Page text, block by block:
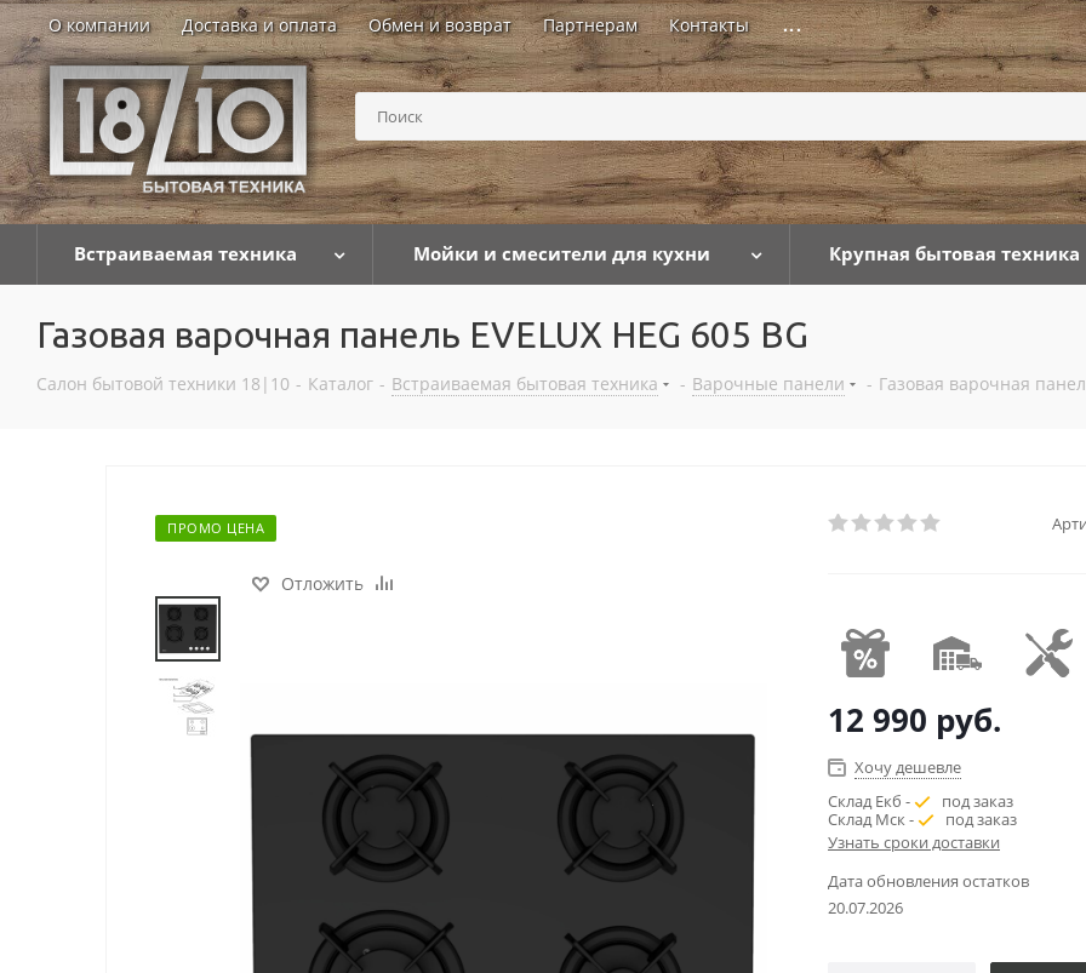
О компании Доставка и оплата Обмен и возврат Партнерам Контакты ...
Встраиваемая техника Мойки и смесители для кухни Крупная бытовая техника
Газовая варочная панель EVELUX HEG 605 BG
Салон бытовой техники 18|10 - Каталог - Встраиваемая бытовая техника - Варочные панели - Газовая варочная
ПРОМО ЦЕНА
Отложить
12 990 руб.
Хочу дешевле
Склад Екб -
под заказ
Склад Мск -
под заказ
Узнать сроки доставки
Дата обновления остатков
20.07.2026